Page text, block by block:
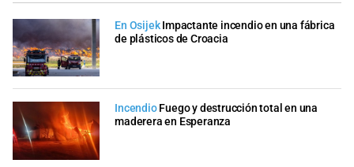
En Osijek Impactante incendio en una fábrica
de plásticos de Croacia
IncendioFuego y destrucción total en una
maderera en Esperanza